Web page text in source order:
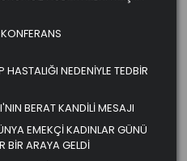
NEDENİYLE TEDBİR
BERAT KANDİLİ MESAJI
EMEKÇİ KADINLAR GÜNÜ
BİR ARAYA GELDİ